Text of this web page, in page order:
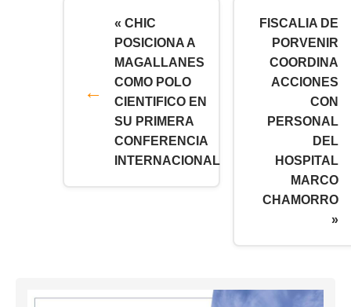
« CHIC
POSICIONA A
MAGALLANES
COMO POLO
CIENTIFICO EN
SU PRIMERA
CONFERENCIA
INTERNACIONAL
FISCALIA DE
PORVENIR
COORDINA
ACCIONES
CON
PERSONAL
DEL
HOSPITAL
MARCO
CHAMORRO
»